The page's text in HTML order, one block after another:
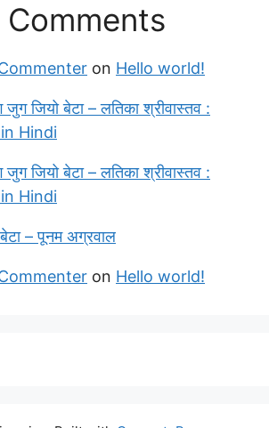
Comments
on Hello world!
जियो बेटा – लतिका श्रीवास्तव :
Hindi
जियो बेटा – लतिका श्रीवास्तव :
Hindi
बेटा – पूनम अग्रवाल
on Hello world!